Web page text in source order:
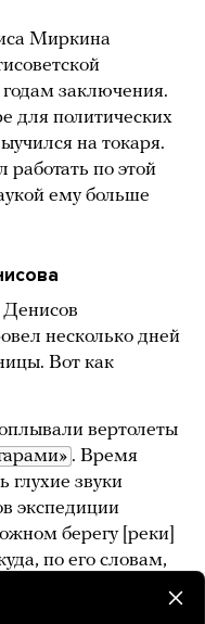
Миркина
заключения.
для политических
на токаря.
по этой
ему больше
Денисов
несколько дней
Вот как
вертолеты
. Время
глухие звуки
экспедиции
берегу [реки]
по его словам,
афганских
все они живьем